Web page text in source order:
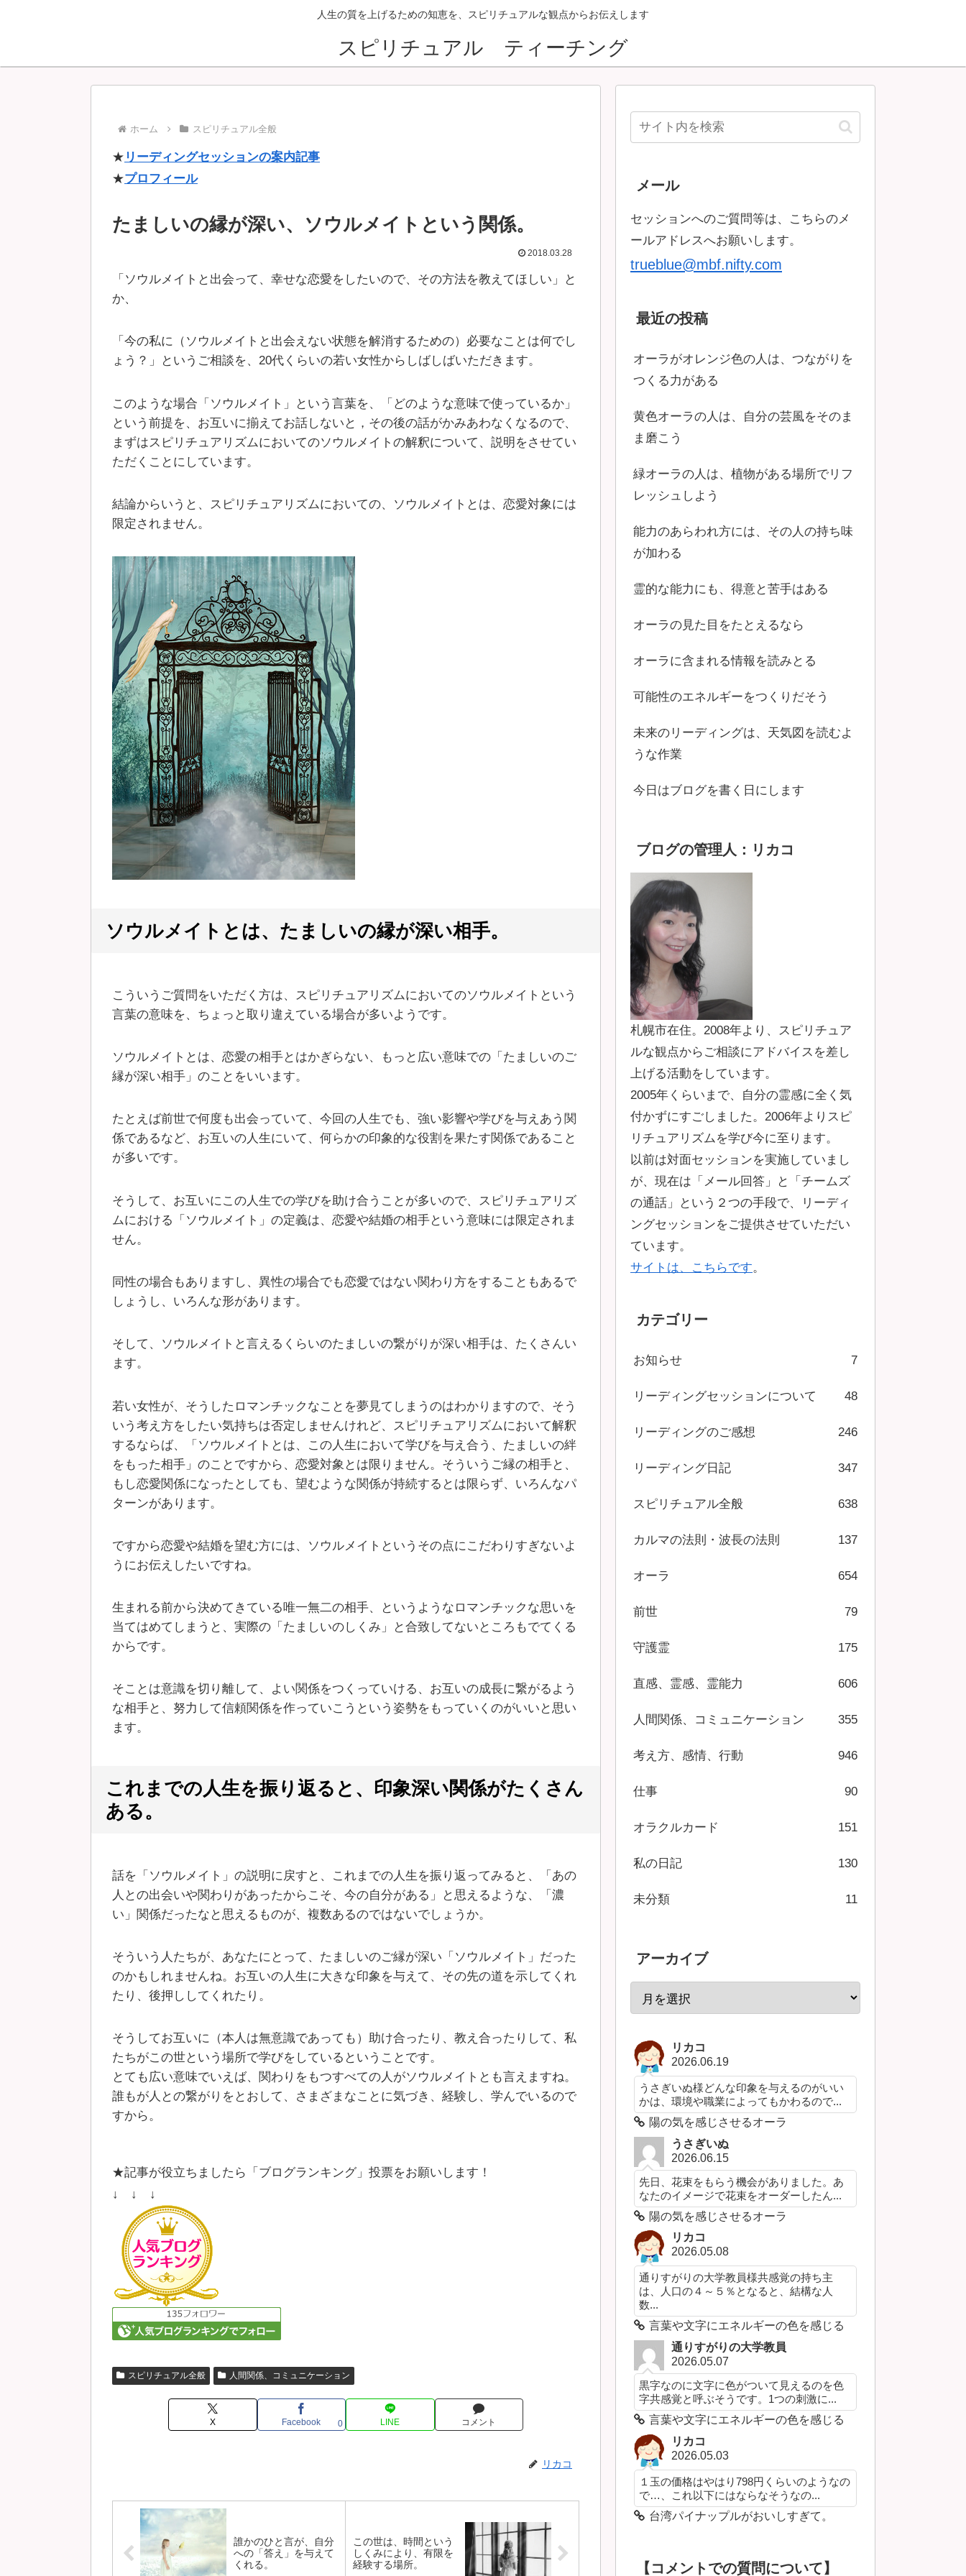
人生の質を上げるための知恵を、スピリチュアルな観点からお伝えします
スピリチュアル ティーチング
ホーム スピリチュアル全般
★ リーディングセッションの案内記事
★プロフィール
たましいの縁が深い、ソウルメイトという関係。
2018.03.28
「ソウルメイトと出会って、幸せな恋愛をしたいので、その方法を教えてほしい」と
か、
「今の私に（ソウルメイトと出会えない状態を解消するための）必要なことは何でし
ょう？」というご相談を、20代くらいの若い女性からしばしばいただきます。
このような場合「ソウルメイト」という言葉を、「どのような意味で使っているか」
という前提を、お互いに揃えてお話しないと，その後の話がかみあわなくなるので、
まずはスピリチュアリズムにおいてのソウルメイトの解釈について、説明をさせてい
ただくことにしています。
結論からいうと、スピリチュアリズムにおいての、ソウルメイトとは、恋愛対象には
限定されません。
ソウルメイトとは、たましいの縁が深い相手。
こういうご質問をいただく方は、スピリチュアリズムにおいてのソウルメイトという
言葉の意味を、ちょっと取り違えている場合が多いようです。
ソウルメイトとは、恋愛の相手とはかぎらない、もっと広い意味での「たましいのご
縁が深い相手」のことをいいます。
たとえば前世で何度も出会っていて、今回の人生でも、強い影響や学びを与えあう関
係であるなど、お互いの人生にいて、何らかの印象的な役割を果たす関係であること
が多いです。
そうして、お互いにこの人生での学びを助け合うことが多いので、スピリチュアリズ
ムにおける「ソウルメイト」の定義は、恋愛や結婚の相手という意味には限定されま
せん。
同性の場合もありますし、異性の場合でも恋愛ではない関わり方をすることもあるで
しょうし、いろんな形があります。
そして、ソウルメイトと言えるくらいのたましいの繋がりが深い相手は、たくさんい
ます。
若い女性が、そうしたロマンチックなことを夢見てしまうのはわかりますので、そう
いう考え方をしたい気持ちは否定しませんけれど、スピリチュアリズムにおいて解釈
するならば、「ソウルメイトとは、この人生において学びを与え合う、たましいの絆
をもった相手」のことですから、恋愛対象とは限りません。そういうご縁の相手と、
もし恋愛関係になったとしても、望むような関係が持続するとは限らず、いろんなパ
ターンがあります。
ですから恋愛や結婚を望む方には、ソウルメイトというその点にこだわりすぎないよ
うにお伝えしたいですね。
生まれる前から決めてきている唯一無二の相手、というようなロマンチックな思いを
当てはめてしまうと、実際の「たましいのしくみ」と合致してないところもでてくる
からです。
そことは意識を切り離して、よい関係をつくっていける、お互いの成長に繋がるよう
な相手と、努力して信頼関係を作っていこうという姿勢をもっていくのがいいと思い
ます。
これまでの人生を振り返ると、印象深い関係がたくさん
ある。
話を「ソウルメイト」の説明に戻すと、これまでの人生を振り返ってみると、「あの
人との出会いや関わりがあったからこそ、今の自分がある」と思えるような、「濃
い」関係だったなと思えるものが、複数あるのではないでしょうか。
そういう人たちが、あなたにとって、たましいのご縁が深い「ソウルメイト」だった
のかもしれませんね。お互いの人生に大きな印象を与えて、その先の道を示してくれ
たり、後押ししてくれたり。
そうしてお互いに（本人は無意識であっても）助け合ったり、教え合ったりして、私
たちがこの世という場所で学びをしているということです。
とても広い意味でいえば、関わりをもつすべての人がソウルメイトとも言えますね。
誰もが人との繋がりをとおして、さまざまなことに気づき、経験し、学んでいるので
すから。
★記事が役立ちましたら「ブログランキング」投票をお願いします！
↓ ↓ ↓
スピリチュアル全般 人間関係、コミュニケーション
X Facebook 0 LINE コメント
リカコ
誰かのひと言が、自分
への「答え」を与えて
くれる。
この世は、時間という
しくみにより、有限を
経験する場所。
メール
セッションへのご質問等は、こちらのメ
ールアドレスへお願いします。
trueblue@mbf.nifty.com
最近の投稿
オーラがオレンジ色の人は、つながりを
つくる力がある
黄色オーラの人は、自分の芸風をそのま
ま磨こう
緑オーラの人は、植物がある場所でリフ
レッシュしよう
能力のあらわれ方には、その人の持ち味
が加わる
霊的な能力にも、得意と苦手はある
オーラの見た目をたとえるなら
オーラに含まれる情報を読みとる
可能性のエネルギーをつくりだそう
未来のリーディングは、天気図を読むよ
うな作業
今日はブログを書く日にします
ブログの管理人：リカコ
札幌市在住。2008年より、スピリチュア
ルな観点からご相談にアドバイスを差し
上げる活動をしています。
2005年くらいまで、自分の霊感に全く気
付かずにすごしました。2006年よりスピ
リチュアリズムを学び今に至ります。
以前は対面セッションを実施していまし
が、現在は「メール回答」と「チームズ
の通話」という２つの手段で、リーディ
ングセッションをご提供させていただい
ています。
サイトは、こちらです。
カテゴリー
お知らせ 7
リーディングセッションについて 48
リーディングのご感想 246
リーディング日記 347
スピリチュアル全般 638
カルマの法則・波長の法則 137
オーラ 654
前世 79
守護霊 175
直感、霊感、霊能力 606
人間関係、コミュニケーション 355
考え方、感情、行動 946
仕事 90
オラクルカード 151
私の日記 130
未分類 11
アーカイブ
リカコ
2026.06.19
うさぎいぬ様どんな印象を与えるのがいい
かは、環境や職業によってもかわるので...
陽の気を感じさせるオーラ
うさぎいぬ
2026.06.15
先日、花束をもらう機会がありました。あ
なたのイメージで花束をオーダーしたん...
陽の気を感じさせるオーラ
リカコ
2026.05.08
通りすがりの大学教員様共感覚の持ち主
は、人口の４～５％となると、結構な人
数...
言葉や文字にエネルギーの色を感じる
通りすがりの大学教員
2026.05.07
黒字なのに文字に色がついて見えるのを色
字共感覚と呼ぶそうです。1つの刺激に...
言葉や文字にエネルギーの色を感じる
リカコ
2026.05.03
１玉の価格はやはり798円くらいのようなの
で…、これ以下にはならなそうなの...
台湾パイナップルがおいしすぎて。
【コメントでの質問について】